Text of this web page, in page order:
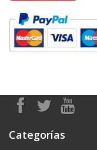
Categorías